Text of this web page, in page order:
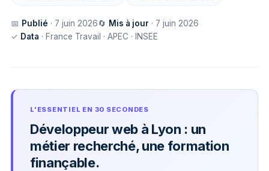
📅 Publié · 7 juin 2026🔄 Mis à jour · 7 juin 2026
✓ Data · France Travail · APEC · INSEE
L'ESSENTIEL EN 30 SECONDES
Développeur web à Lyon : un
métier recherché, une formation
finançable.